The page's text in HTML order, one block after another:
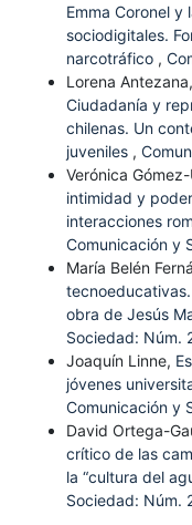
Emma Coronel
sociodigitales.
narcotráfico ,
Lorena
Ciudadanía y
chilenas. Un
juveniles ,
Verónica
intimidad y
interacciones
Comunicación y
María Belén
obra de Jesús
Sociedad: Núm.
Joaquín Linne,
jóvenes
Comunicación y
David Ortega-
crítico de las
la “cultura del
Sociedad: Núm.